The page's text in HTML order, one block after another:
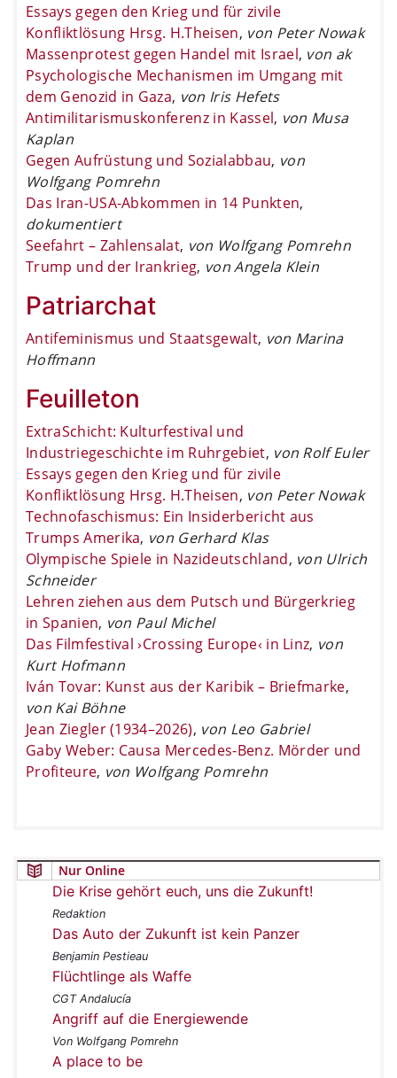
Essays gegen den Krieg und für zivile
Konfliktlösung Hrsg. H.Theisen, von Peter Nowak
Massenprotest gegen Handel mit Israel, von ak
Psychologische Mechanismen im Umgang mit
dem Genozid in Gaza, von Iris Hefets
Antimilitarismuskonferenz in Kassel, von Musa
Kaplan
Gegen Aufrüstung und Sozialabbau, von
Wolfgang Pomrehn
Das Iran-USA-Abkommen in 14 Punkten,
dokumentiert
Seefahrt – Zahlensalat, von Wolfgang Pomrehn
Trump und der Irankrieg, von Angela Klein
Patriarchat
Antifeminismus und Staatsgewalt, von Marina
Hoffmann
Feuilleton
ExtraSchicht: Kulturfestival und
Industriegeschichte im Ruhrgebiet, von Rolf Euler
Essays gegen den Krieg und für zivile
Konfliktlösung Hrsg. H.Theisen, von Peter Nowak
Technofaschismus: Ein Insiderbericht aus
Trumps Amerika, von Gerhard Klas
Olympische Spiele in Nazideutschland, von Ulrich
Schneider
Lehren ziehen aus dem Putsch und Bürgerkrieg
in Spanien, von Paul Michel
Das Filmfestival ›Crossing Europe‹ in Linz, von
Kurt Hofmann
Iván Tovar: Kunst aus der Karibik – Briefmarke,
von Kai Böhne
Jean Ziegler (1934–2026), von Leo Gabriel
Gaby Weber: Causa Mercedes-Benz. Mörder und
Profiteure, von Wolfgang Pomrehn
Nur Online
Die Krise gehört euch, uns die Zukunft!
Redaktion
Das Auto der Zukunft ist kein Panzer
Benjamin Pestieau
Flüchtlinge als Waffe
CGT Andalucía
Angriff auf die Energiewende
Von Wolfgang Pomrehn
A place to be